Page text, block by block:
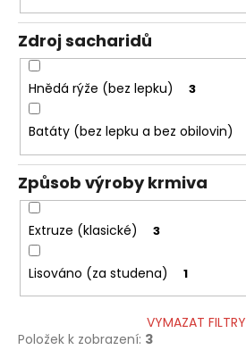
Zdroj sacharidů
Hnědá rýže (bez lepku) 3
Batáty (bez lepku a bez obilovin)
Způsob výroby krmiva
Extruze (klasické) 3
Lisováno (za studena) 1
VYMAZAT FILTRY
Položek k zobrazení: 3